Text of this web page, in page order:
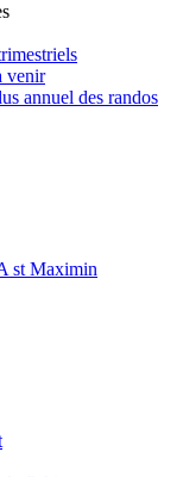
venir
annuel des randos
st Maximin